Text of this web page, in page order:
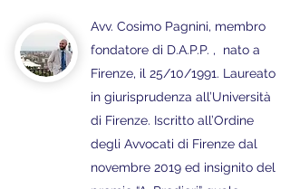
Avv. Cosimo Pagnini, membro
fondatore di D.A.P.P. , nato a
Firenze, il 25/10/1991. Laureato
in giurisprudenza all’Università
di Firenze. Iscritto all’Ordine
degli Avvocati di Firenze dal
novembre 2019 ed insignito del